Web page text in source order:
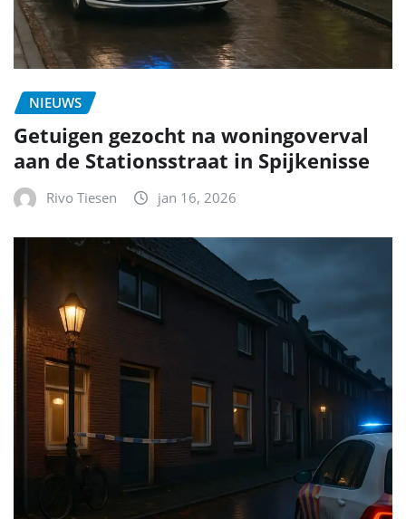
NIEUWS
Getuigen gezocht na woningoverval
aan de Stationsstraat in Spijkenisse
Rivo Tiesen jan 16, 2026